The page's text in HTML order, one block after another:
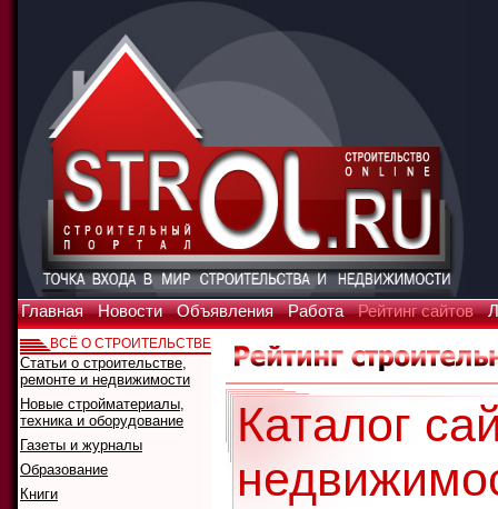
Главная Новости Объявления Работа Рейтинг сайтов
Каталог
ВСЁ О СТРОИТЕЛЬСТВЕ
Статьи о строительстве,
ремонте и недвижимости
Новые стройматериалы,
техника и оборудование
Газеты и журналы
Образование
Книги